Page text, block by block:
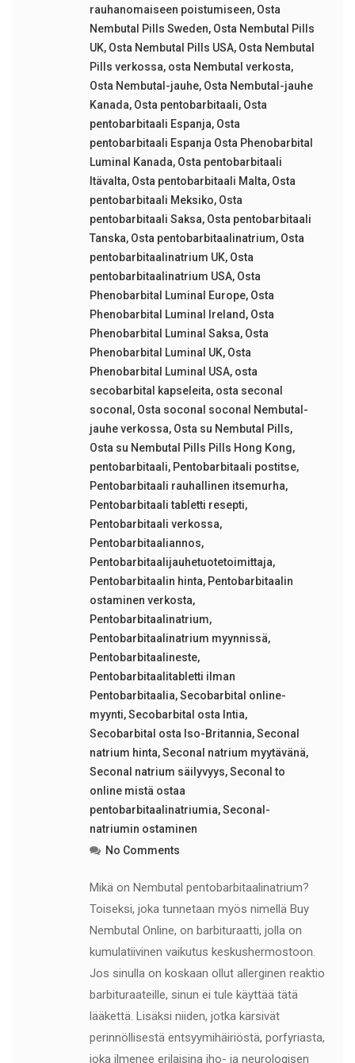
rauhanomaiseen poistumiseen, Osta
Nembutal Pills Sweden, Osta Nembutal Pills
UK, Osta Nembutal Pills USA, Osta Nembutal
Pills verkossa, osta Nembutal verkosta,
Osta Nembutal-jauhe, Osta Nembutal-jauhe
Kanada, Osta pentobarbitaali, Osta
pentobarbitaali Espanja, Osta
pentobarbitaali Espanja Osta Phenobarbital
Luminal Kanada, Osta pentobarbitaali
Itävalta, Osta pentobarbitaali Malta, Osta
pentobarbitaali Meksiko, Osta
pentobarbitaali Saksa, Osta pentobarbitaali
Tanska, Osta pentobarbitaalinatrium, Osta
pentobarbitaalinatrium UK, Osta
pentobarbitaalinatrium USA, Osta
Phenobarbital Luminal Europe, Osta
Phenobarbital Luminal Ireland , Osta
Phenobarbital Luminal Saksa, Osta
Phenobarbital Luminal UK, Osta
Phenobarbital Luminal USA, osta
secobarbital kapseleita, osta seconal
soconal , Osta soconal soconal Nembutal-
jauhe verkossa, Osta su Nembutal Pills,
Osta su Nembutal Pills Pills Hong Kong,
pentobarbitaali, Pentobarbitaali postitse,
Pentobarbitaali rauhallinen itsemurha,
Pentobarbitaali tabletti resepti,
Pentobarbitaali verkossa,
Pentobarbitaaliannos,
Pentobarbitaalijauhetuotetoimittaja,
Pentobarbitaalin hinta, Pentobarbitaalin
ostaminen verkosta,
Pentobarbitaalinatrium,
Pentobarbitaalinatrium myynnissä,
Pentobarbitaalineste,
Pentobarbitaalitabletti ilman
Pentobarbitaalia,Secobarbital online-
myynti,Secobarbital osta Intia,
Secobarbital osta Iso-Britannia,Seconal
natrium hinta,Seconal natrium myytävänä,
Seconal natrium säilyvyys,Seconal to
online mistä ostaa
pentobarbitaalinatriumia,Seconal-
natriumin ostaminen
No Comments
Mikä on Nembutal pentobarbitaalinatrium?
Toiseksi, joka tunnetaan myös nimellä Buy
Nembutal Online, on barbituraatti, jolla on
kumulatiivinen vaikutus keskushermostoon.
Jos sinulla on koskaan ollut allerginen reaktio
barbituraateille, sinun ei tule käyttää tätä
lääkettä. Lisäksi niiden, jotka kärsivät
perinnöllisestä entsyymihäiriöstä, porfyriasta,
joka ilmenee erilaisina iho- ja neurologisen